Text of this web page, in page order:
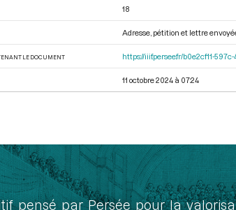
18
Adresse, pétition et lettre
LE DOCUMENT https://iiif.persee.fr/b0e2cf11-
11 octobre 2024 à 07:24
pensé par Persée pour la